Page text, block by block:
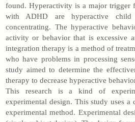
found. Hyperactivity is a major trigger
with ADHD are hyperactive
concentrating. The hyperactive
activity or behavior that is excessive
integration therapy is a method of
who have problems in processing
study aimed to determine the
therapy to decrease hyperactive
This research is a kind of
experimental design. This study uses a
experimental method. Experimental